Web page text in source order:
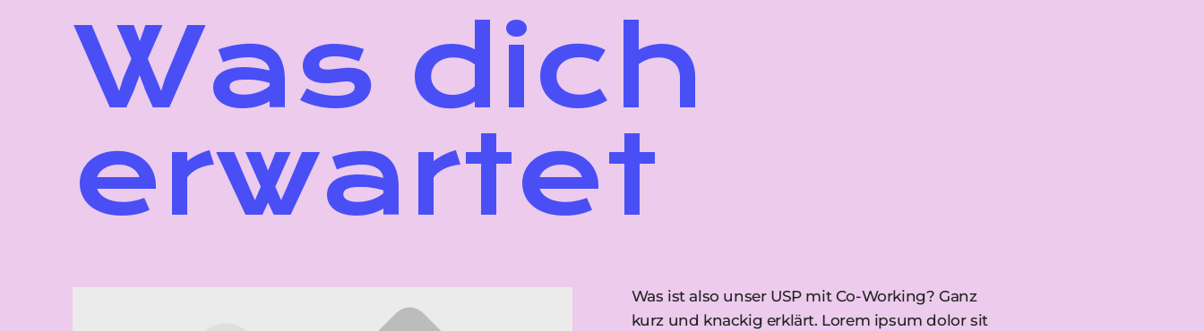
Was dich
erwartet
Was ist also unser USP mit Co-Working? Ganz
kurz und knackig erklärt. Lorem ipsum dolor sit